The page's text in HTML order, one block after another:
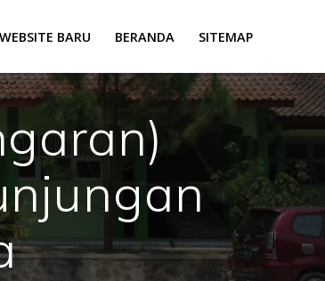
WEBSITE BARU BERANDA SITEMAP